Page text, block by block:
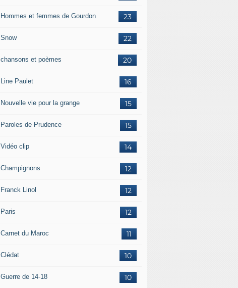
23
Hommes et femmes de Gourdon
22
Snow
20
chansons et poèmes
16
Line Paulet
15
Nouvelle vie pour la grange
15
Paroles de Prudence
14
Vidéo clip
12
Champignons
12
Franck Linol
12
Paris
11
Carnet du Maroc
10
Clédat
10
Guerre de 14-18